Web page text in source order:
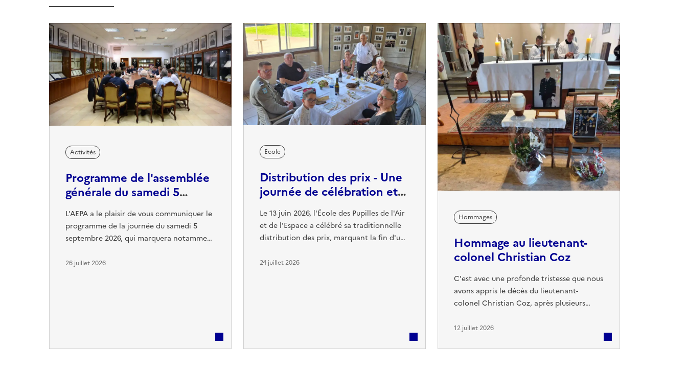
Activités
Programme de l'assemblée
générale du samedi 5
septembre 2026
L'AEPA a le plaisir de vous communiquer le
programme de la journée du samedi 5
septembre 2026, qui marquera notamment
annuelle. Cette journée sera également
26 juillet 2026
Ecole
Distribution des prix - Une
journée de célébration et
de retrouvailles
Le 13 juin 2026, l'École des Pupilles de l'Air
et de l'Espace a célébré sa traditionnelle
distribution des prix, marquant la fin d'une
élèves les plus méritants pour leur
24 juillet 2026
Hommages
Hommage au lieutenant-
colonel Christian Coz
C'est avec une profonde tristesse que nous
avons appris le décès du lieutenant-
colonel Christian Coz, après plusieurs
maladie. Il rejoint aujourd'hui son épouse,
semaines. Le lieutenant-colonel Coz a
12 juillet 2026